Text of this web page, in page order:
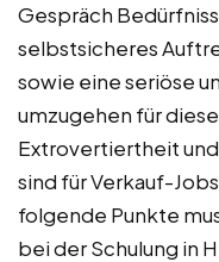
Gespräch
selbstsicheres
sowie eine seriöse
umzugehen für
Extrovertiertheit
sind für Verkauf-
folgende Punkte
bei der Schulung in